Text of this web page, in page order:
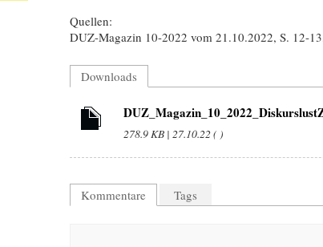
Quellen:
DUZ-Magazin 10-2022 vom 21.10.2022, S. 12-
Downloads
278.9 KB | 27.10.22 ( )
Kommentare Tags